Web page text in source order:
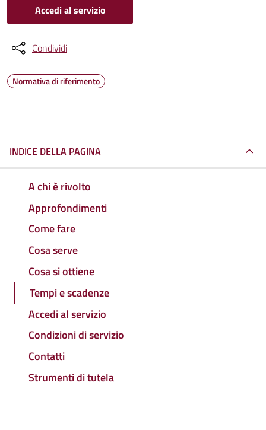
Accedi al servizio
Condividi
Normativa di riferimento
INDICE DELLA PAGINA
A chi è rivolto
Approfondimenti
Come fare
Cosa serve
Cosa si ottiene
Tempi e scadenze
Accedi al servizio
Condizioni di servizio
Contatti
Strumenti di tutela